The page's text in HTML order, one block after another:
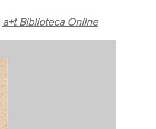
a+t Biblioteca Online